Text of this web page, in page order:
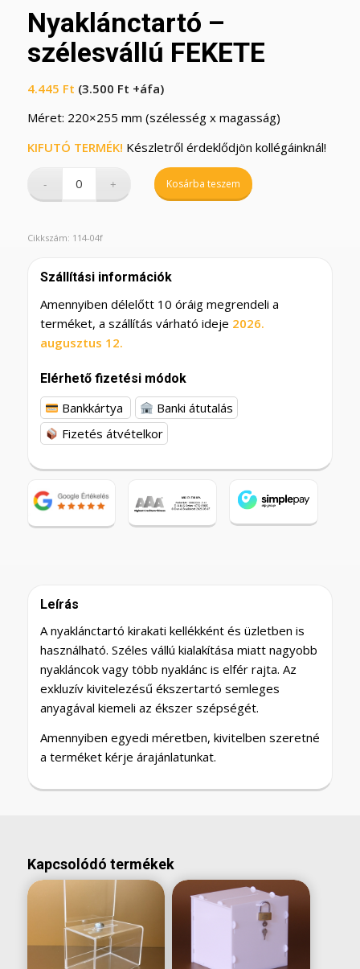
Nyaklánctartó –
szélesvállú FEKETE
4.445 Ft (3.500 Ft +áfa)
Méret: 220×255 mm (szélesség x magasság)
KIFUTÓ TERMÉK! Készletről érdeklődjön kollégáinknál!
Kosárba teszem
Cikkszám: 114-04f
Szállítási információk
Amennyiben délelőtt 10 óráig megrendeli a
terméket, a szállítás várható ideje 2026.
augusztus 12.
Elérhető fizetési módok
Bankkártya
Banki átutalás
Fizetés átvételkor
Leírás
A nyaklánctartó kirakati kellékként és üzletben is
használható. Széles vállú kialakítása miatt nagyobb
nyakláncok vagy több nyaklánc is elfér rajta. Az
exkluzív kivitelezésű ékszertartó semleges
anyagával kiemeli az ékszer szépségét.
Amennyiben egyedi méretben, kivitelben szeretné
a terméket kérje árajánlatunkat.
Kapcsolódó termékek